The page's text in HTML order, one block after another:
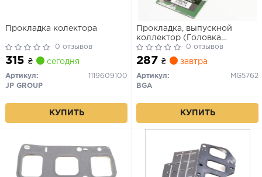
Прокладка колектора
0 отзывов
315 ₴ сегодня
Артикул:
1119609100
JP GROUP
КУПИТЬ
Прокладка, выпускной
коллектор (Головка
цилиндра)
0 отзывов
287 ₴ завтра
Артикул:
MG5762
BGA
КУПИТЬ